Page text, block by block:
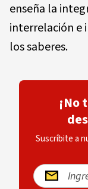
enseña la
interrelación e
los saberes.
¡No
Suscríbite a